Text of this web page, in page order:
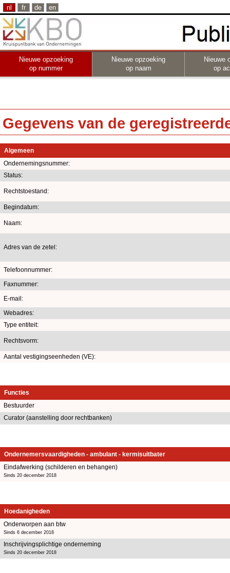
nl fr de en
Nieuwe opzoeking
op nummer
Nieuwe opzoeking
op naam
Nieuwe
op
Gegevens van de
Algemeen
Ondernemingsnummer:
Status:
Rechtstoestand:
Begindatum:
Naam:
Adres van de zetel:
Telefoonnummer:
Faxnummer:
E-mail:
Webadres:
Type entiteit:
Rechtsvorm:
Aantal vestigingseenheden (VE):
Functies
Bestuurder
Curator (aanstelling door rechtbanken)
Ondernemersvaardigheden - ambulant - kermisuitbater
Eindafwerking (schilderen en behangen)
Sinds 20 december 2018
Hoedanigheden
Onderworpen aan btw
Sinds 6 december 2018
Inschrijvingsplichtige onderneming
Sinds 20 december 2018